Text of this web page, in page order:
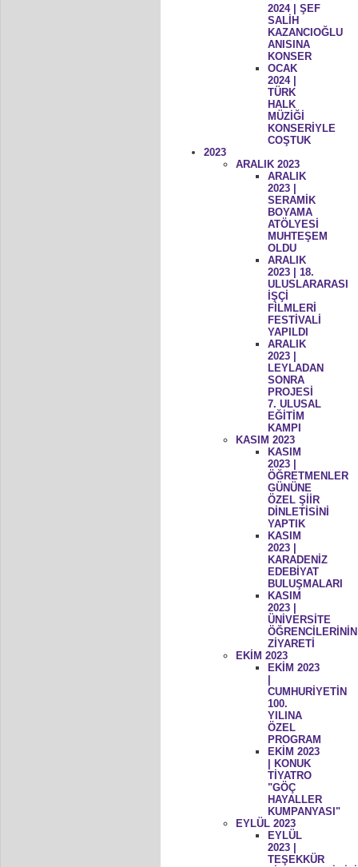
2024 | ŞEF
SALİH
KAZANCIOĞLU
ANISINA
KONSER
OCAK
2024 |
TÜRK
HALK
MÜZİĞİ
KONSERİYLE
COŞTUK
2023
ARALIK 2023
ARALIK
2023 |
SERAMİK
BOYAMA
ATÖLYESİ
MUHTEŞEM
OLDU
ARALIK
2023 | 18.
ULUSLARARASI
İŞÇİ
FİLMLERİ
FESTİVALİ
YAPILDI
ARALIK
2023 |
LEYLADAN
SONRA
PROJESİ
7. ULUSAL
EĞİTİM
KAMPI
KASIM 2023
KASIM
2023 |
ÖĞRETMENLER
GÜNÜNE
ÖZEL ŞİİR
DİNLETİSİNİ
YAPTIK
KASIM
2023 |
KARADENİZ
EDEBİYAT
BULUŞMALARI
KASIM
2023 |
ÜNİVERSİTE
ÖĞRENCİLERİNİN
ZİYARETİ
EKİM 2023
EKİM 2023
CUMHURİYETİN
100.
YILINA
ÖZEL
PROGRAM
EKİM 2023
| KONUK
TİYATRO
"GÖÇ
HAYALLER
KUMPANYASI"
EYLÜL 2023
EYLÜL
2023 |
TEŞEKKÜR